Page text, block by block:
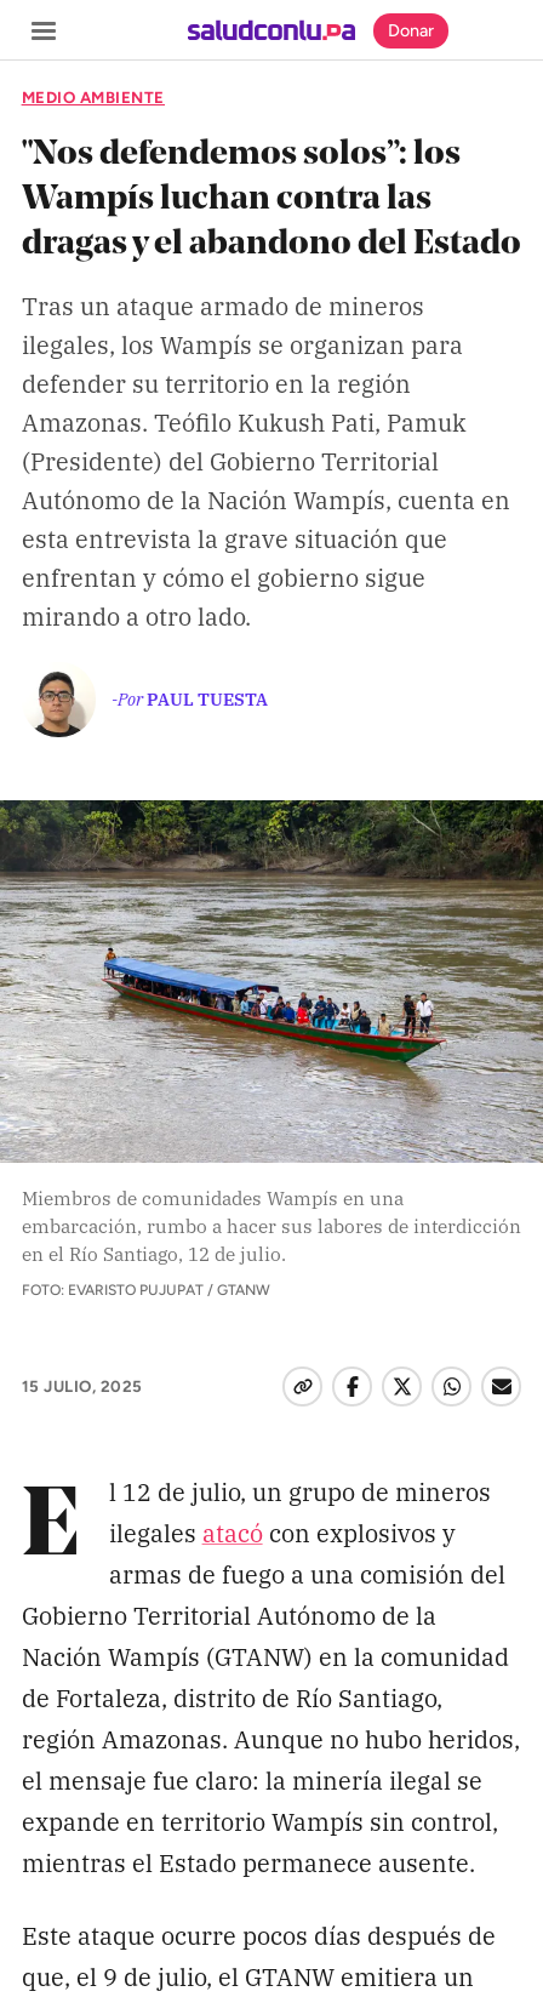
SECCIONES
Inicio
Noticias
Especiales
Nosotros
COBERTURAS
Comprueba
Climatopedia
Medio ambiente
Género
Sobremesa
FORMATOS
Entrevistas
Opinión
Biblioterapia
Cartas y réplicas
APÓYANOS
Pon tu lupa sobre lo
que importa
Dona aquí
Enviar
Donar
MEDIO AMBIENTE
"Nos defendemos solos”: los
Wampís luchan contra las
dragas y el abandono del Estado
Tras un ataque armado de mineros
ilegales, los Wampís se organizan para
defender su territorio en la región
Amazonas. Teófilo Kukush Pati, Pamuk
(Presidente) del Gobierno Territorial
Autónomo de la Nación Wampís, cuenta en
esta entrevista la grave situación que
enfrentan y cómo el gobierno sigue
mirando a otro lado.
-PorPAUL TUESTA
Miembros de comunidades Wampís en una
embarcación, rumbo a hacer sus labores de interdicción
en el Río Santiago, 12 de julio.
FOTO: EVARISTO PUJUPAT / GTANW
15 JULIO, 2025
E
l 12 de julio, un grupo de mineros
ilegales atacócon explosivos y
armas de fuego a una comisión del
Gobierno Territorial Autónomo de la
Nación Wampís (GTANW) en la comunidad
de Fortaleza, distrito de Río Santiago,
región Amazonas. Aunque no hubo heridos,
el mensaje fue claro: la minería ilegal se
expande en territorio Wampís sin control,
mientras el Estado permanece ausente.
Este ataque ocurre pocos días después de
que, el 9 de julio, el GTANW emitiera un